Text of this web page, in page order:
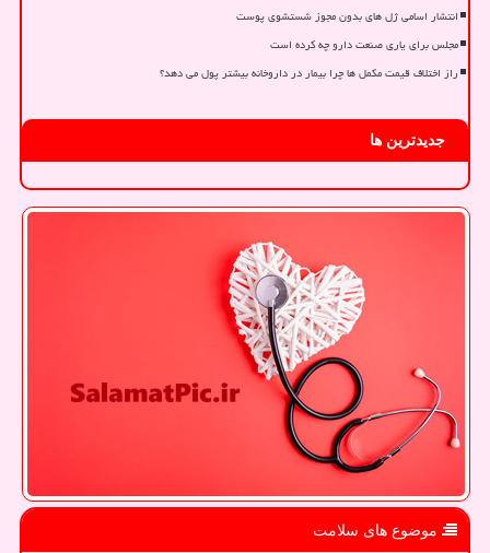
انتشار اسامی ژل های بدون مجوز شستشوی پوست
مجلس برای یاری صنعت دارو چه کرده است
راز اختلاف قیمت مکمل ها چرا بیمار در داروخانه بیشتر پول می دهد؟
جدیدترین ها
موضوع های سلامت